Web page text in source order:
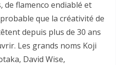
de flamenco endiablé et
que la créativité de
depuis plus de 30 ans
Les grands noms Koji
David Wise,